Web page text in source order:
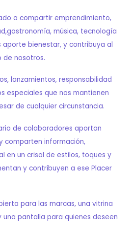
a compartir emprendimiento,
música, tecnología
aporte bienestar, y contribuya al
de nosotros.
lanzamientos, responsabilidad
especiales que nos mantienen
de cualquier circunstancia.
de colaboradores aportan
comparten información,
en un crisol de estilos, toques y
y contribuyen a ese Placer
para las marcas, una vitrina
pantalla para quienes deseen